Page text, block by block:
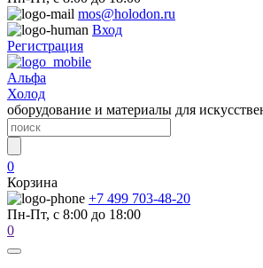
mos@holodon.ru
Вход
Регистрация
Альфа
Холод
оборудование и материалы для
0
Корзина
+7 499 703-48-20
Пн-Пт, с 8:00 до 18:00
0